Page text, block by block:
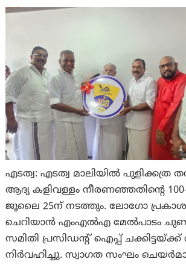
എടത്വ: എടത്വ മാലിയിൽ പുളിക്കത്ര
ആദ്യ കളിവള്ളം നീരണഞ്ഞതിന്റെ
ജൂലൈ 25ന് നടത്തും. ലോഗോ
ചെറിയാൻ എംഎൽഎ മേൽപാടം
സമിതി പ്രസിഡന്റ് ഐപ്പ്
നിർവഹിച്ചു. സ്വാഗത സംഘം